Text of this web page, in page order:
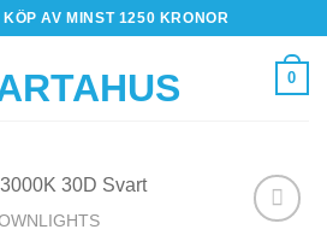
AV MINST 1250 KRONOR
0